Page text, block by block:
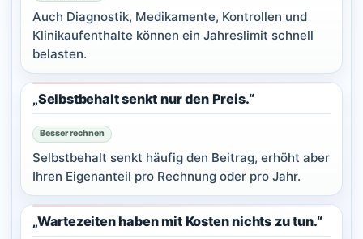
Auch Diagnostik, Medikamente, Kontrollen und
Klinikaufenthalte können ein Jahreslimit schnell
belasten.
„Selbstbehalt senkt nur den Preis.“
Besser rechnen
Selbstbehalt senkt häufig den Beitrag, erhöht aber
Ihren Eigenanteil pro Rechnung oder pro Jahr.
„Wartezeiten haben mit Kosten nichts zu tun.“